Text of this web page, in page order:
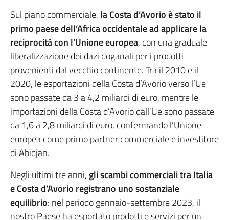
Sul piano commerciale, la Costa d’Avorio è stato il
primo paese dell’Africa occidentale ad applicare la
reciprocità con l’Unione europea, con una graduale
liberalizzazione dei dazi doganali per i prodotti
provenienti dal vecchio continente. Tra il 2010 e il
2020, le esportazioni della Costa d’Avorio verso l’Ue
sono passate da 3 a 4,2 miliardi di euro, mentre le
importazioni della Costa d’Avorio dall’Ue sono passate
da 1,6 a 2,8 miliardi di euro, confermando l’Unione
europea come primo partner commerciale e investitore
di Abidjan.
Negli ultimi tre anni, gli scambi commerciali tra Italia
e Costa d’Avorio registrano uno sostanziale
equilibrio: nel periodo gennaio-settembre 2023, il
nostro Paese ha esportato prodotti e servizi per un